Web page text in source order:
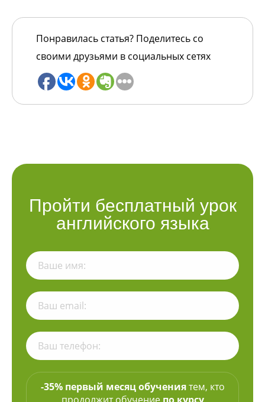
Понравилась статья? Поделитесь со
своими друзьями в социальных сетях
Пройти бесплатный урок
английского языка
-35% первый месяц обучениятем, кто